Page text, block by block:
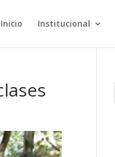
Inicio Institucional